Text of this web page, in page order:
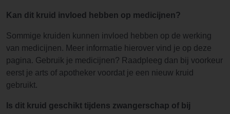
Kan dit kruid invloed hebben op medicijnen?
Sommige kruiden kunnen invloed hebben op de werking
van medicijnen. Meer informatie hierover vind je op deze
pagina. Gebruik je medicijnen? Raadpleeg dan bij voorkeur
eerst je arts of apotheker voordat je een nieuw kruid
gebruikt.
Is dit kruid geschikt tijdens zwangerschap of bij